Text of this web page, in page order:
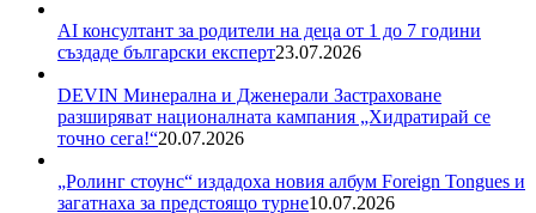
AI консултант за родители на деца от 1 до 7 години
създаде български експерт23.07.2026
DEVIN Минерална и Дженерали Застраховане
разширяват националната кампания „Хидратирай се
точно сега!“20.07.2026
„Ролинг стоунс“ издадоха новия албум Foreign Tongues и
загатнаха за предстоящо турне10.07.2026